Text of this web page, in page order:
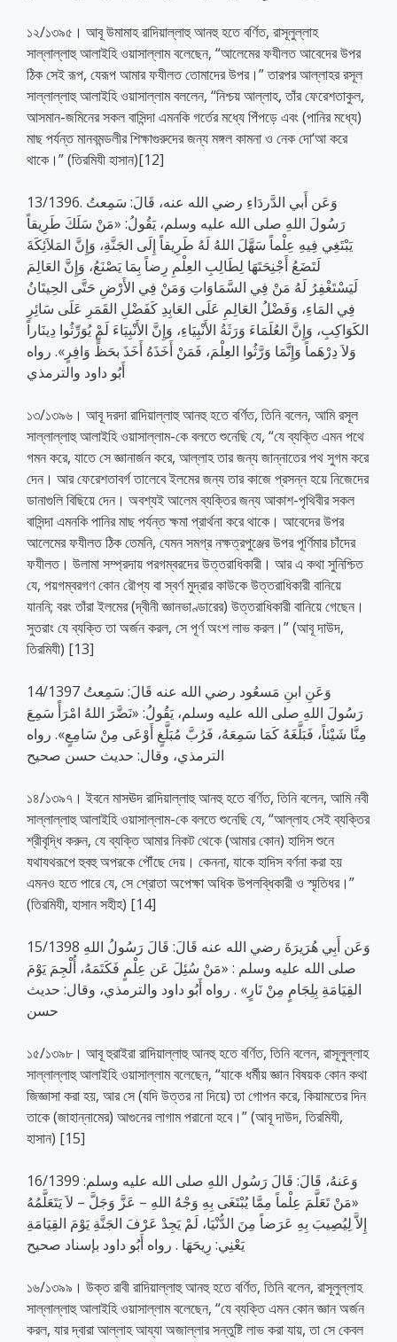
১২/১৩৯৫। আবূ উমামাহ রাদিয়াল্লাহু আনহু হতে বর্ণিত, রাসূলুল্লাহ
সাল্লাল্লাহু আলাইহি ওয়াসাল্লাম বলেছেন, “আলেমের ফযীলত আবেদের উপর
ঠিক সেই রূপ, যেরূপ আমার ফযীলত তোমাদের উপর।” তারপর আল্লাহর রসূল
সাল্লাল্লাহু আলাইহি ওয়াসাল্লাম বললেন, “নিশ্চয় আল্লাহ, তাঁর ফেরেশতাকুল,
আসমান-জমিনের সকল বাসিন্দা এমনকি গর্তের মধ্যে পিঁপড়ে এবং (পানির মধ্যে)
মাছ পর্যন্ত মানবমন্ডলীর শিক্ষাগুরুদের জন্য মঙ্গল কামনা ও নেক দো‘আ করে
থাকে।” (তিরমিযী হাসান)[12]
13/1396. وَعَن أَبي الدَّردَاءِ رضي الله عنه، قَالَ: سَمِعتُ
رَسُولَ اللهِ صلى الله عليه وسلم، يَقُولُ: «مَنْ سَلَكَ طَرِيقاً
يَبْتَغِي فِيهِ عِلْماً سَهَّلَ اللهُ لَهُ طَرِيقاً إِلَى الجَنَّةِ، وَإِنَّ المَلاَئِكَةَ
لَتَضَعُ أَجْنِحَتَهَا لِطَالِبِ العِلْمِ رِضاً بِمَا يَصْنَعُ، وَإِنَّ العَالِمَ
لَيَسْتَغْفِرُ لَهُ مَنْ فِي السَّمَاوَاتِ وَمَنْ فِي الأَرْضِ حَتَّى الحِيتَانُ
فِي المَاءِ، وَفَضْلُ العَالِمِ عَلَى العَابِدِ كَفَضْلِ القَمَرِ عَلَى سَائِرِ
الكَوَاكِبِ، وَإِنَّ العُلَمَاءَ وَرَثَةُ الأَنْبِيَاءِ، وَإِنَّ الأَنْبِيَاءَ لَمْ يُوَرِّثُوا دِينَاراً
وَلاَ دِرْهَماً وَإِنَّمَا وَرَّثُوا العِلْمَ، فَمَنْ أَخَذَهُ أَخَذَ بحَظٍّ وَافِرٍ». رواه
أَبُو داود والترمذي
১৩/১৩৯৬। আবূ দরদা রাদিয়াল্লাহু আনহু হতে বর্ণিত, তিনি বলেন, আমি রসূল
সাল্লাল্লাহু আলাইহি ওয়াসাল্লাম-কে বলতে শুনেছি যে, “যে ব্যক্তি এমন পথে
গমন করে, যাতে সে জ্ঞানার্জন করে, আল্লাহ তার জন্য জান্নাতের পথ সুগম করে
দেন। আর ফেরেশতাবর্গ তালেবে ইলমের জন্য তার কাজে প্রসন্ন হয়ে নিজেদের
ডানাগুলি বিছিয়ে দেন। অবশ্যই আলেম ব্যক্তির জন্য আকাশ-পৃথিবীর সকল
বাসিন্দা এমনকি পানির মাছ পর্যন্ত ক্ষমা প্রার্থনা করে থাকে। আবেদের উপর
আলেমের ফযীলত ঠিক তেমনি, যেমন সমগ্র নক্ষত্রপুঞ্জের উপর পূর্ণিমার চাঁদের
ফযীলত। উলামা সম্প্রদায় পরগম্বরদের উত্তরাধিকারী। আর এ কথা সুনিশ্চিত
যে, পয়গম্বরগণ কোন রৌপ্য বা স্বর্ণ মুদ্রার কাউকে উত্তরাধিকারী বানিয়ে
যাননি; বরং তাঁরা ইলমের (দ্বীনী জ্ঞানভাণ্ডারের) উত্তরাধিকারী বানিয়ে গেছেন।
সুতরাং যে ব্যক্তি তা অর্জন করল, সে পূর্ণ অংশ লাভ করল।” (আবূ দাউদ,
তিরমিযী) [13]
14/1397 وَعَنِ ابنِ مَسعُود رضي الله عنه قَالَ: سَمِعتُ
رَسُولَ اللهِ صلى الله عليه وسلم، يَقُولُ: «نَضَّرَ اللهُ امْرَأً سَمِعَ
مِنَّا شَيْئاً، فَبَلَّغَهُ كَمَا سَمِعَهُ، فَرُبَّ مُبَلَّغٍ أَوْعَى مِنْ سَامِعٍ». رواه
الترمذي، وقال: حديث حسن صحيح
১৪/১৩৯৭। ইবনে মাসঊদ রাদিয়াল্লাহু আনহু হতে বর্ণিত, তিনি বলেন, আমি নবী
সাল্লাল্লাহু আলাইহি ওয়াসাল্লাম-কে বলতে শুনেছি যে, “আল্লাহ সেই ব্যক্তির
শ্রীবৃদ্ধি করুন, যে ব্যক্তি আমার নিকট থেকে (আমার কোন) হাদিস শুনে
যথাযথরূপে হুবহু অপরকে পৌঁছে দেয়। কেননা, যাকে হাদিস বর্ণনা করা হয়
এমনও হতে পারে যে, সে শ্রোতা অপেক্ষা অধিক উপলব্ধিকারী ও স্মৃতিধর।”
(তিরমিযী, হাসান সহীহ) [14]
15/1398 وَعَن أَبِي هُرَيرَةَ رضي الله عنه قَالَ: قَالَ رَسُولُ اللهِ
صلى الله عليه وسلم : «مَنْ سُئِلَ عَن عِلْمٍ فَكَتَمَهُ، أُلْجِمَ يَوْمَ
القِيَامَةِ بِلِجَامٍ مِنْ نَارٍ» . رواه أَبُو داود والترمذي، وقال: حديث
حسن
১৫/১৩৯৮। আবূ হুরাইরা রাদিয়াল্লাহু আনহু হতে বর্ণিত, তিনি বলেন, রাসূলুল্লাহ
সাল্লাল্লাহু আলাইহি ওয়াসাল্লাম বলেছেন, “যাকে ধর্মীয় জ্ঞান বিষয়ক কোন কথা
জিজ্ঞাসা করা হয়, আর সে (যদি উত্তর না দিয়ে) তা গোপন করে, কিয়ামতের দিন
তাকে (জাহান্নামের) আগুনের লাগাম পরানো হবে।” (আবূ দাউদ, তিরমিযী,
হাসান) [15]
16/1399 وَعَنهُ، قَالَ: قَالَ رَسُول اللهِ صلى الله عليه وسلم:
«مَنْ تَعَلَّمَ عِلْماً مِمَّا يُبْتَغَى بِهِ وَجْهُ اللهِ – عَزَّ وَجَلَّ – لاَ يَتَعَلَّمُهُ
إِلاَّ لِيُصِيبَ بِهِ عَرَضاً مِنَ الدُّنْيَا، لَمْ يَجِدْ عَرْفَ الجَنَّةِ يَوْمَ القِيَامَةِ
يَعْنِي: رِيحَهَا . رواه أَبُو داود بإسناد صحيح
১৬/১৩৯৯। উক্ত রাবী রাদিয়াল্লাহু আনহু হতে বর্ণিত, তিনি বলেন, রাসূলুল্লাহ
সাল্লাল্লাহু আলাইহি ওয়াসাল্লাম বলেছেন, “যে ব্যক্তি এমন কোন জ্ঞান অর্জন
করল, যার দ্বারা আল্লাহ আয্যা অজাল্লার সন্তুষ্টি লাভ করা যায়, তা সে কেবল